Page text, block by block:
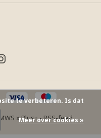
xPlus+-RSS-feed
te verbeteren. Is dat
Meer over cookies »